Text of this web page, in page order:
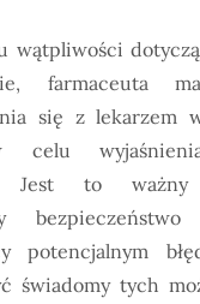
wątpliwości
farmaceuta
się z lekarzem
celu
Jest to ważny
potencjalnym
świadomy tych